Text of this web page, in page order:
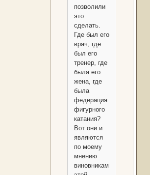
позволили
это
сделать.
Где был его
врач, где
был его
тренер, где
была его
жена, где
была
федерация
фигурного
катания?
Вот они и
являются
по моему
мнению
виновниками